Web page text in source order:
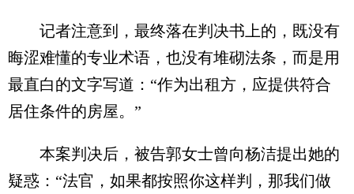
记者注意到，最终落在判决书上的，既没有
晦涩难懂的专业术语，也没有堆砌法条，而是用
最直白的文字写道：“作为出租方，应提供符合
居住条件的房屋。”
本案判决后，被告郭女士曾向杨洁提出她的
疑惑：“法官，如果都按照你这样判，那我们做